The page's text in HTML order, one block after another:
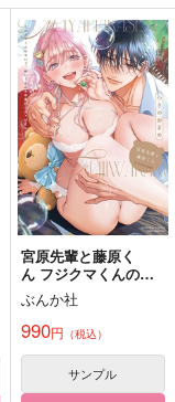
呪いの王の育て方
なすスぺ
770円（税込）
両面宿儺×伏黒恵
サンプル
作品詳細
宮原先輩と藤原く
ん フジクマくんのせ
いで
ぶんか社
990円 （税込）
サンプル